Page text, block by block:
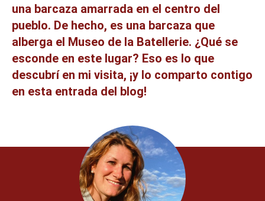
una barcaza amarrada en el centro del
pueblo. De hecho, es una barcaza que
alberga el Museo de la Batellerie. ¿Qué se
esconde en este lugar? Eso es lo que
descubrí en mi visita, ¡y lo comparto contigo
en esta entrada del blog!